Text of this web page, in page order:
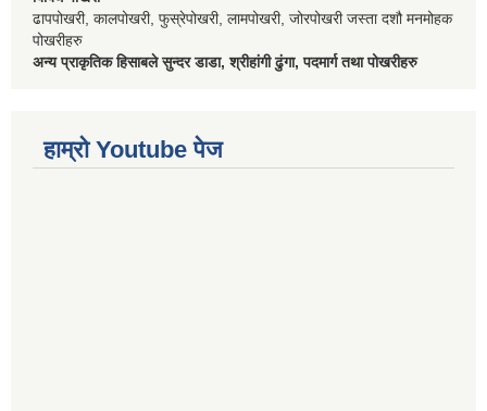
ढापपोखरी, कालपोखरी, फुस्रेपोखरी, लामपोखरी, जोरपोखरी जस्ता दशौ मनमोहक
पोखरीहरु
अन्य प्राकृतिक हिसाबले सुन्दर डाडा, श्रीहांगी ढुंगा, पदमार्ग तथा पोखरीहरु
हाम्रो Youtube पेज